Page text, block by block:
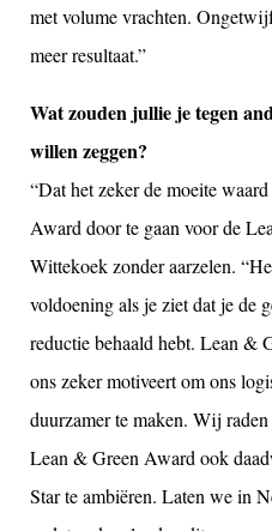
met volume vrachten.
meer resultaat.”
Wat zouden jullie je tegen
willen zeggen?
“Dat het zeker de moeite
Award door te gaan voor de
Wittekoek zonder aarzelen.
voldoening als je ziet dat je de
reductie behaald hebt. Lean &
ons zeker motiveert om ons
duurzamer te maken. Wij
Lean & Green Award ook
Star te ambiëren. Laten we in